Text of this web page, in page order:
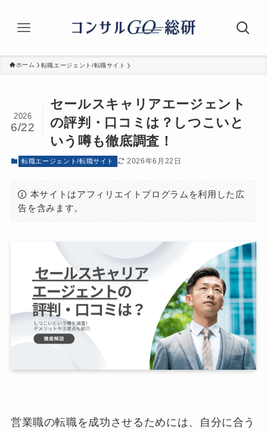
ホーム 転職エージェント/転職サイト
セールスキャリアエージェント
の評判・口コミは？しつこいと
いう噂も徹底調査！
2026
6/22
転職エージェント/転職サイト 2026年6月22日
本サイトはアフィリエイトプログラムを利用した広
告を含みます。
営業職の転職を成功させるためには、自分に合う